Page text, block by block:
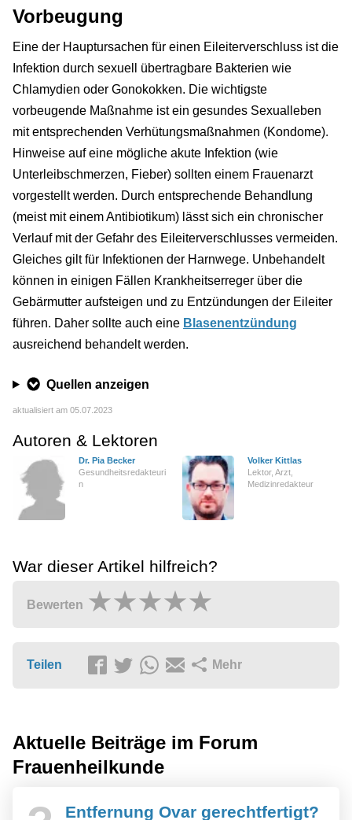
Vorbeugung
Eine der Hauptursachen für einen Eileiterverschluss ist die
Infektion durch sexuell übertragbare Bakterien wie
Chlamydien oder Gonokokken. Die wichtigste
vorbeugende Maßnahme ist ein gesundes Sexualleben
mit entsprechenden Verhütungsmaßnahmen (Kondome).
Hinweise auf eine mögliche akute Infektion (wie
Unterleibschmerzen, Fieber) sollten einem Frauenarzt
vorgestellt werden. Durch entsprechende Behandlung
(meist mit einem Antibiotikum) lässt sich ein chronischer
Verlauf mit der Gefahr des Eileiterverschlusses vermeiden.
Gleiches gilt für Infektionen der Harnwege. Unbehandelt
können in einigen Fällen Krankheitserreger über die
Gebärmutter aufsteigen und zu Entzündungen der Eileiter
führen. Daher sollte auch eine Blasenentzündung
ausreichend behandelt werden.
Quellen anzeigen
aktualisiert am 05.07.2023
Autoren & Lektoren
Dr. Pia Becker
Gesundheitsredakteuri
n
Volker Kittlas
Lektor, Arzt,
Medizinredakteur
War dieser Artikel hilfreich?
Bewerten
Teilen Mehr
Aktuelle Beiträge im Forum
Frauenheilkunde
Entfernung Ovar gerechtfertigt?